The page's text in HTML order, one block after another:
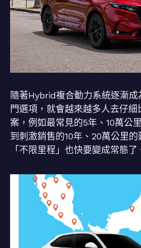
隨著Hybrid複合動力系統逐漸
門選項，就會越來越多人去仔
案，例如最常見的5年、10萬公
到刺激銷售的10年、20萬公里
「不限里程」也快要變成常態了